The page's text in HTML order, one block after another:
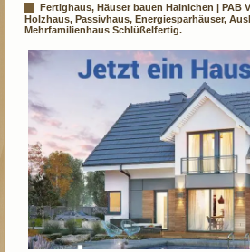
Fertighaus, Häuser bauen Hainichen | PAB
Holzhaus, Passivhaus, Energiesparhäuser,
Mehrfamilienhaus Schlüßelfertig.